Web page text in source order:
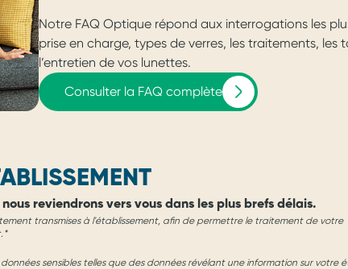
Notre FAQ Optique répond aux interrogations les
prise en charge, types de verres, les traitements, les
l’entretien de vos lunettes.
Consulter la FAQ complète
reviendrons vers vous dans les plus brefs délais.
transmises à l'établissement, afin de permettre le traitement de votre
sensibles telles que des données révélant une information sur votre